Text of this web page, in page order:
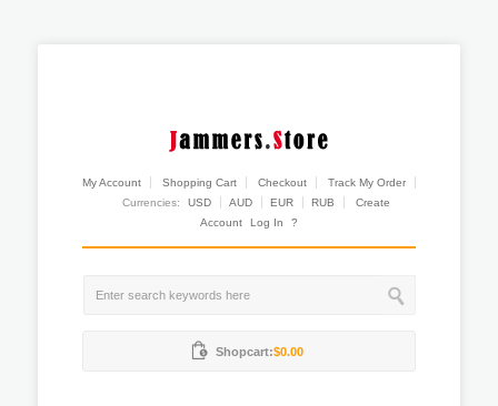
My Account Shopping Cart Checkout
Track My Order
Currencies:
USD AUD EUR RUB
Create
Account
Log In ?
Shopcart:$0.00